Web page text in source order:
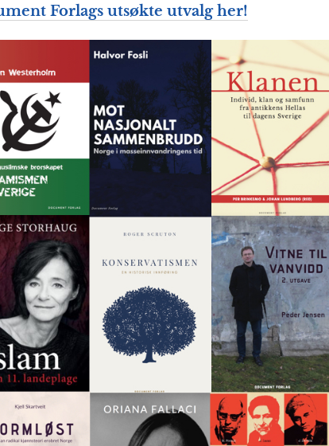
Forlags utsøkte utvalg her!